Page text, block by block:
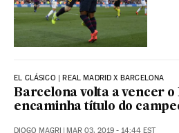
EL CLÁSICO | REAL MADRID X BARCELONA
Barcelona volta a vencer o
encaminha título do
DIOGO MAGRI | MAR 03, 2019 - 14:44 EST